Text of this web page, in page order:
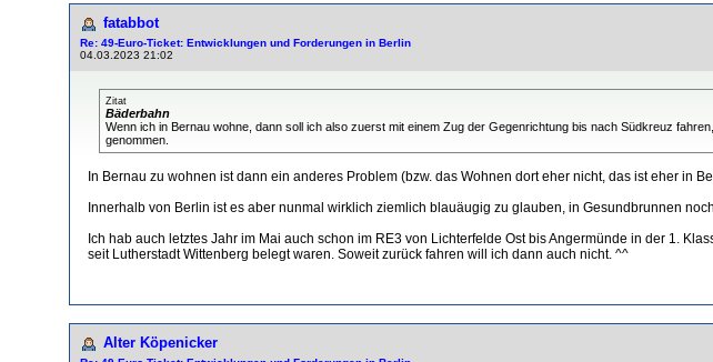
fatabbot
Re: 49-Euro-Ticket: Entwicklungen und Forderungen in Berlin
04.03.2023 21:02
Zitat
Bäderbahn
Wenn ich in Bernau wohne, dann soll ich also zuerst mit einem Zug der Gegenrichtung bis nach Südkreuz
genommen.
In Bernau zu wohnen ist dann ein anderes Problem (bzw. das Wohnen dort eher nicht, das ist eher in
Innerhalb von Berlin ist es aber nunmal wirklich ziemlich blauäugig zu glauben, in Gesundbrunnen
Ich hab auch letztes Jahr im Mai auch schon im RE3 von Lichterfelde Ost bis Angermünde in der 1.
seit Lutherstadt Wittenberg belegt waren. Soweit zurück fahren will ich dann auch nicht. ^^
Alter Köpenicker